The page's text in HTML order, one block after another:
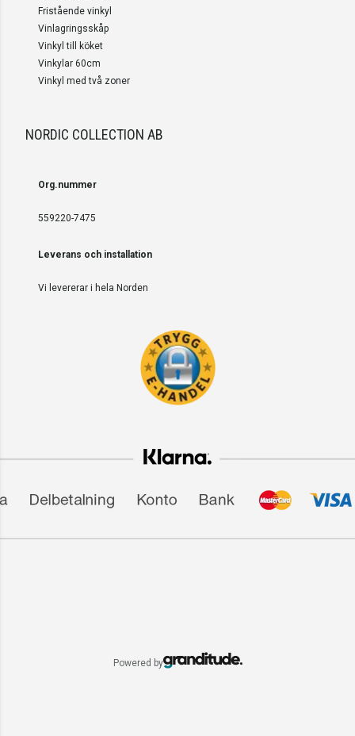
Fristående vinkyl
Vinlagringsskåp
Vinkyl till köket
Vinkylar 60cm
Vinkyl med två zoner
NORDIC COLLECTION AB
Org.nummer
559220-7475
Leverans och installation
Vi levererar i hela Norden
Powered by